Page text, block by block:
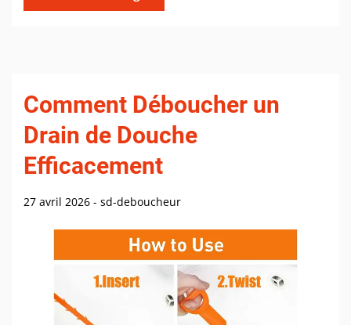
Comment Déboucher un
Drain de Douche
Efficacement
27 avril 2026 - sd-deboucheur